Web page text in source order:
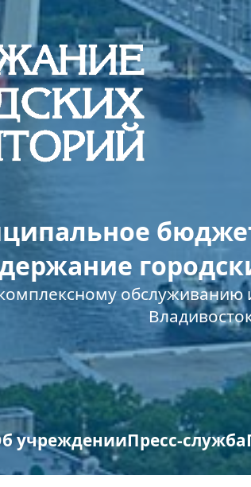
учрежденииПресс-служба